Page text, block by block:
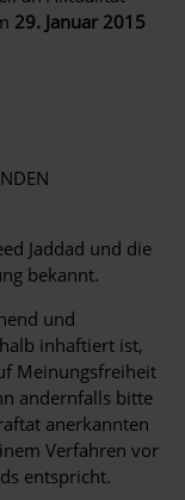
29. Januar 2015
Jaddad und die
bekannt.
und
inhaftiert ist,
Meinungsfreiheit
andernfalls bitte
anerkannten
Verfahren vor
entspricht.